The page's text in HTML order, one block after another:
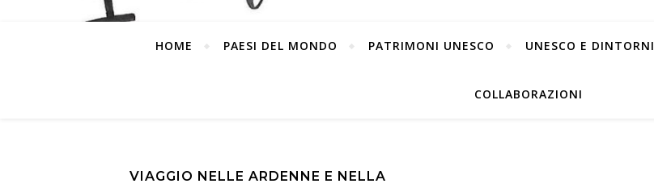
HOME PAESI DEL MONDO PATRIMONI UNESCO UNESCO E DINTORNI
COLLABORAZIONI
VIAGGIO NELLE ARDENNE E NELLA